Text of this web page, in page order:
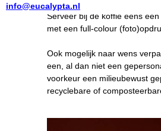
info@eucalypta.nl
Serveer bij de koffie eens
met een full-colour
Ook mogelijk naar wens
een, al dan niet een
voorkeur een milieubewust
recyclebare of